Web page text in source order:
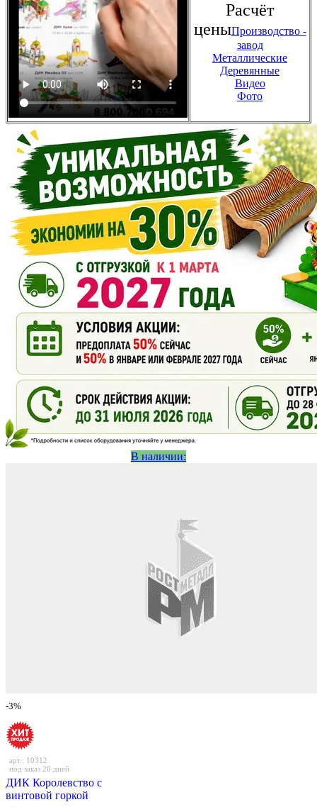
Расчёт
ценыПроизводство -
завод
Металлические
Деревянные
Видео
Фото
В наличии:
-3%
под заказ 20 дней
арт.: 10312
ДИК Королевство с
винтовой горкой